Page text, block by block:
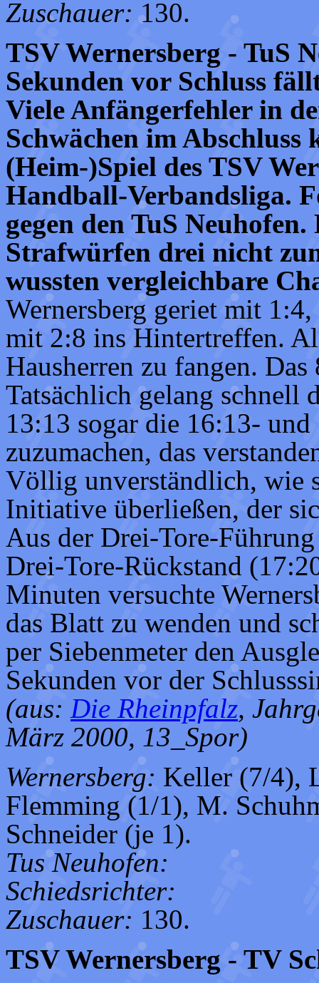
Zuschauer: 130.
TSV Wernersberg - TuS
Sekunden vor Schluss
Viele Anfängerfehler in
Schwächen im Abschluss
(Heim-)Spiel des TSV
Handball-Verbandsliga.
gegen den TuS
Strafwürfen drei nicht
wussten vergleichbare
Wernersberg geriet mit
mit 2:8 ins Hintertreffen.
Hausherren zu fangen.
Tatsächlich gelang schnell
13:13 sogar die 16:13-
zuzumachen, das
Völlig unverständlich, wie
Initiative überließen, der
Aus der Drei-Tore-
Drei-Tore-Rückstand
Minuten versuchte
das Blatt zu wenden und
per Siebenmeter den
Sekunden vor der
(aus: Die Rheinpfalz,
März 2000, 13_Spor)
Wernersberg: Keller (7/4),
Flemming (1/1), M.
Schneider (je 1).
Tus Neuhofen:
Schiedsrichter:
Zuschauer: 130.
TSV Wernersberg - TV